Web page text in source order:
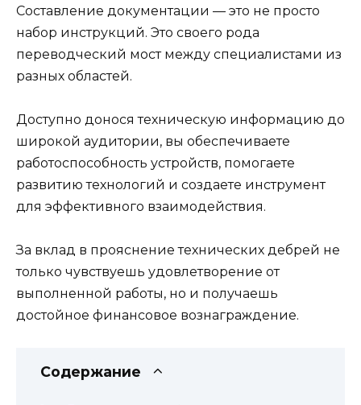
Составление документации — это не просто
набор инструкций. Это своего рода
переводческий мост между специалистами из
разных областей.
Доступно донося техническую информацию до
широкой аудитории, вы обеспечиваете
работоспособность устройств, помогаете
развитию технологий и создаете инструмент
для эффективного взаимодействия.
За вклад в прояснение технических дебрей не
только чувствуешь удовлетворение от
выполненной работы, но и получаешь
достойное финансовое вознаграждение.
Содержание